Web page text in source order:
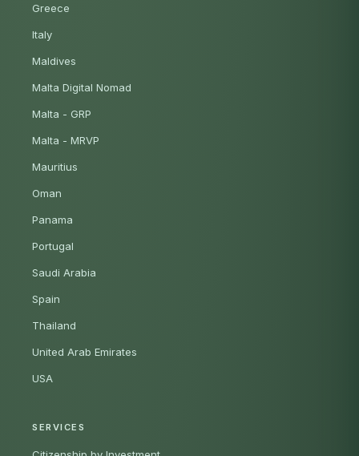
Greece
Italy
Maldives
Malta Digital Nomad
Malta - GRP
Malta - MRVP
Mauritius
Oman
Panama
Portugal
Saudi Arabia
Spain
Thailand
United Arab Emirates
USA
SERVICES